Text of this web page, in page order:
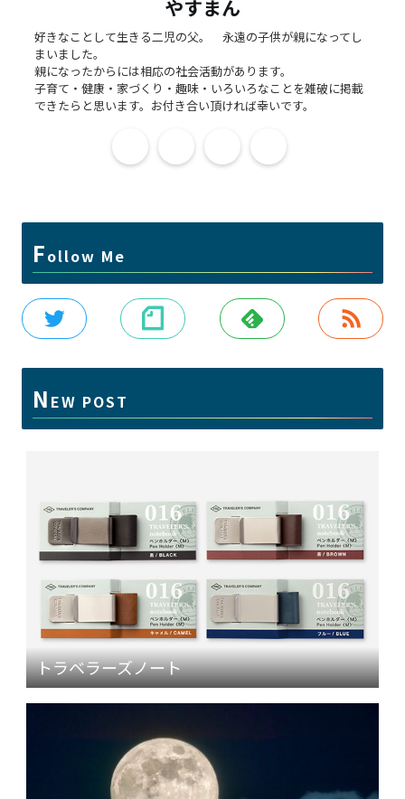
やすまん
好きなことして生きる二児の父。 永遠の子供が親になってし
まいました。
親になったからには相応の社会活動があります。
子育て・健康・家づくり・趣味・いろいろなことを雑破に掲載
できたらと思います。お付き合い頂ければ幸いです。
Follow Me
N EW POST
トラベラーズノート